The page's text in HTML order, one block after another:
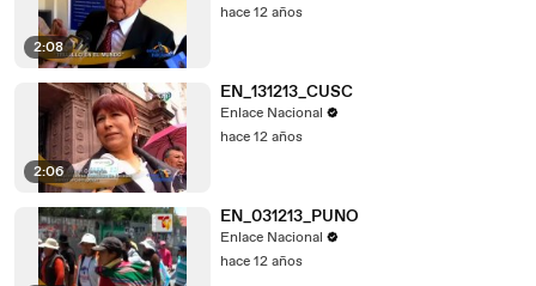
2:08
hace 12 años
2:06
EN_131213_CUSC
Enlace Nacional
hace 12 años
EN_031213_PUNO
Enlace Nacional
hace 12 años